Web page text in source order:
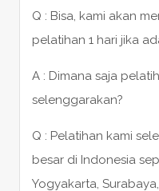
Q : Bisa, kami akan
pelatihan 1 hari jika
A : Dimana saja
selenggarakan?
Q : Pelatihan kami
besar di Indonesia
Yogyakarta,